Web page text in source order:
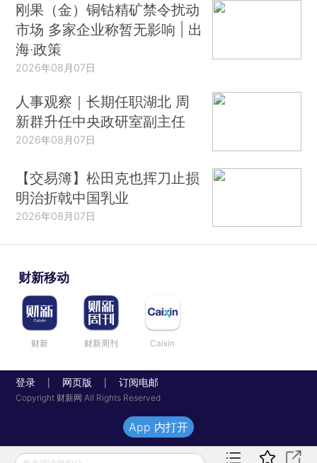
刚果（金）铜钴精矿禁令扰动
市场 多家企业称暂无影响 | 出
海·政策
2026年08月07日
人事观察｜长期任职湖北 周
新群升任中央政研室副主任
2026年08月07日
【交易簿】松田克也挥刀止损
明治折戟中国乳业
2026年08月07日
财新移动
财新 财新周刊 Caixin
登录 网页版 订阅电邮
Copyright 财新网 All Rights Reserved
App 内打开